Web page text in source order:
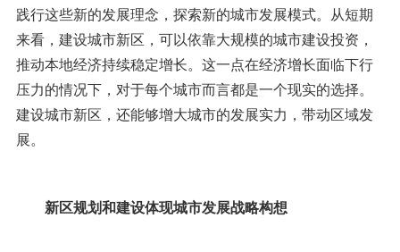
践行这些新的发展理念，探索新的城市发展模式。从短期
来看，建设城市新区，可以依靠大规模的城市建设投资，
推动本地经济持续稳定增长。这一点在经济增长面临下行
压力的情况下，对于每个城市而言都是一个现实的选择。
建设城市新区，还能够增大城市的发展实力，带动区域发
展。
新区规划和建设体现城市发展战略构想